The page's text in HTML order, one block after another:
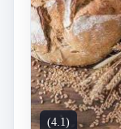
(4.1)